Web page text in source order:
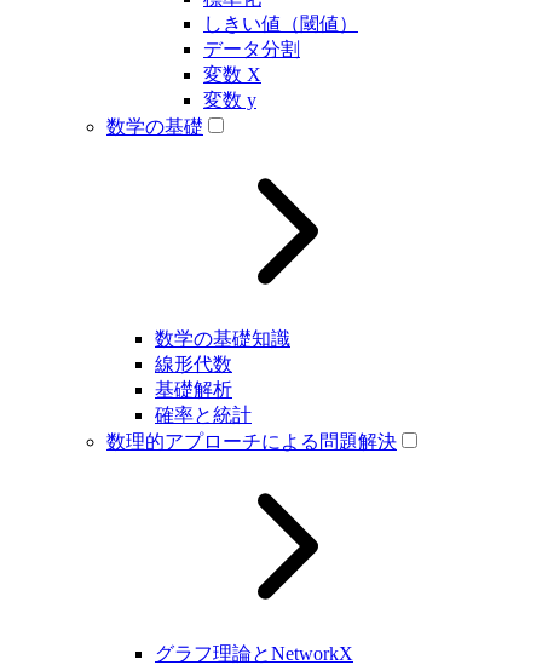
しきい値（閾値）
データ分割
変数 X
変数 y
数学の基礎
数学の基礎知識
線形代数
基礎解析
確率と統計
数理的アプローチによる問題解決
グラフ理論とNetworkX